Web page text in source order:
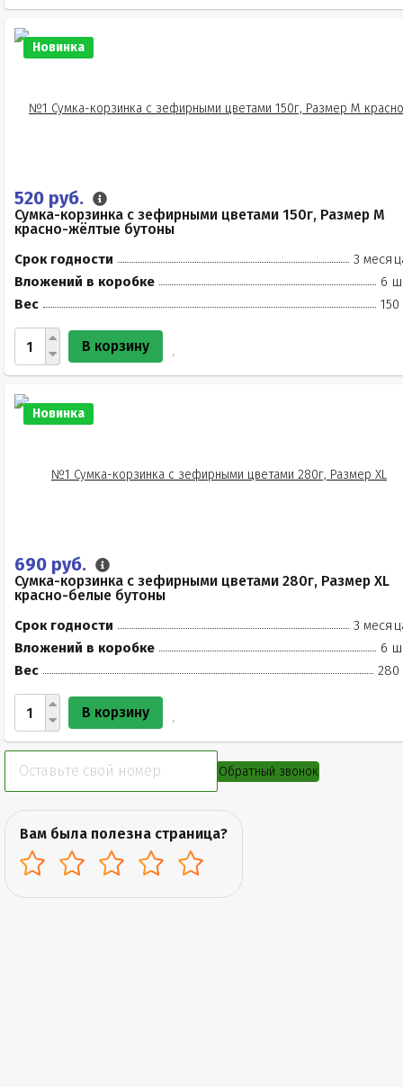
Новинка
520 руб.
Сумка-корзинка с зефирными цветами 150г, Размер М
красно-жёлтые бутоны
Срок годности
3
Вложений в коробке
6
Вес
150
В корзину
Новинка
690 руб.
Сумка-корзинка с зефирными цветами 280г, Размер XL
красно-белые бутоны
Срок годности
3
Вложений в коробке
6
Вес
280
В корзину
Обратный звонок
Вам была полезна страница?